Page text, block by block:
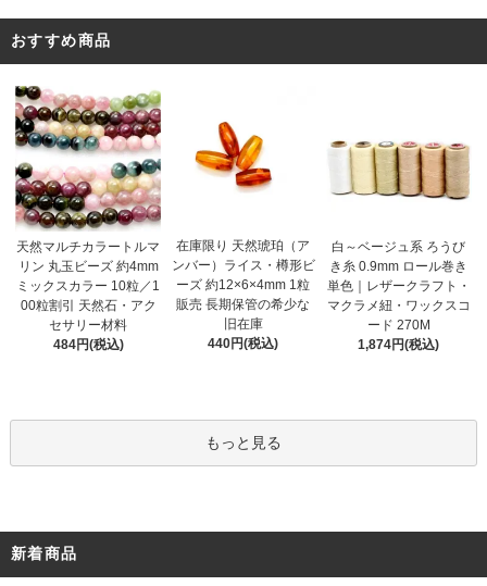
おすすめ商品
天然マルチカラートルマ
リン 丸玉ビーズ 約4mm
ミックスカラー 10粒／1
00粒割引 天然石・アク
セサリー材料
484円(税込)
在庫限り 天然琥珀（ア
ンバー）ライス・樽形ビ
ーズ 約12×6×4mm 1粒
販売 長期保管の希少な
旧在庫
440円(税込)
白～ベージュ系 ろうび
き糸 0.9mm ロール巻き
単色｜レザークラフト・
マクラメ紐・ワックスコ
ード 270M
1,874円(税込)
もっと見る
新着商品